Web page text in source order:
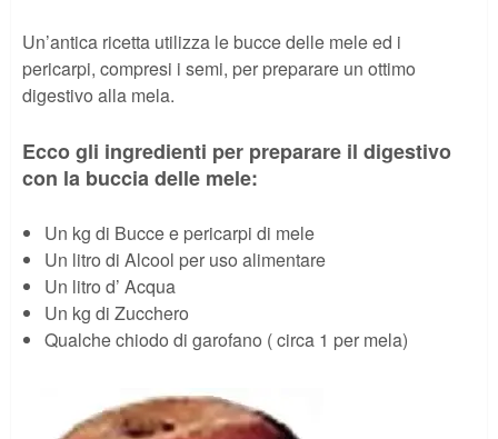
Un’antica ricetta utilizza le bucce delle mele ed i
pericarpi, compresi i semi, per preparare un ottimo
digestivo alla mela.
Ecco gli ingredienti per preparare il digestivo
con la buccia delle mele:
Un kg di Bucce e pericarpi di mele
Un litro di Alcool per uso alimentare
Un litro d’ Acqua
Un kg di Zucchero
Qualche chiodo di garofano ( circa 1 per mela)